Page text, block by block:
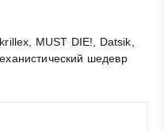
MUST DIE!, Datsik,
шедевр